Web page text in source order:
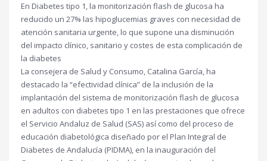
En Diabetes tipo 1, la monitorización flash de glucosa ha
reducido un 27% las hipoglucemias graves con necesidad de
atención sanitaria urgente, lo que supone una disminución
del impacto clínico, sanitario y costes de esta complicación de
la diabetes
La consejera de Salud y Consumo, Catalina García, ha
destacado la “efectividad clínica” de la inclusión de la
implantación del sistema de monitorización flash de glucosa
en adultos con diabetes tipo 1 en las prestaciones que ofrece
el Servicio Andaluz de Salud (SAS) así como del proceso de
educación diabetológica diseñado por el Plan Integral de
Diabetes de Andalucía (PIDMA), en la inauguración del